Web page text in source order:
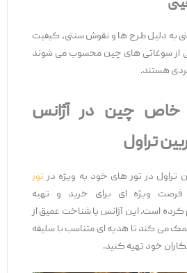
به دلیل طرح ‌ها و نقوش سنتی، کیفیت
از سوغاتی ‌های چین محسوب می ‌شوند
هستند.
چین در آژانس
تراول
در تور های خود به ویژه درتور
ویژه ‌ای برای خرید و تهیه
است. این آژانس با شناخت عمیق از
می ‌کند تا هدیه ‌ای متناسب با سلیقه
خود تهیه کنید.